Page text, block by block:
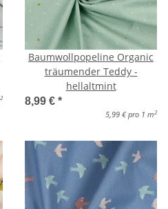
2
Baumwollpopeline Organic
träumender Teddy -
hellaltmint
8,99 € *
5,99 € pro 1 m 2